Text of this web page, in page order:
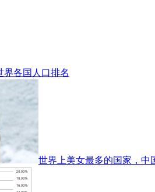
界各国人口排名
世界上美女最多的国家，中